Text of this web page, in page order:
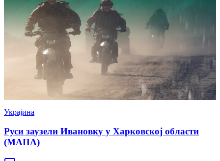
Украјина
Руси заузели Ивановку у Харковској области
(МАПА)